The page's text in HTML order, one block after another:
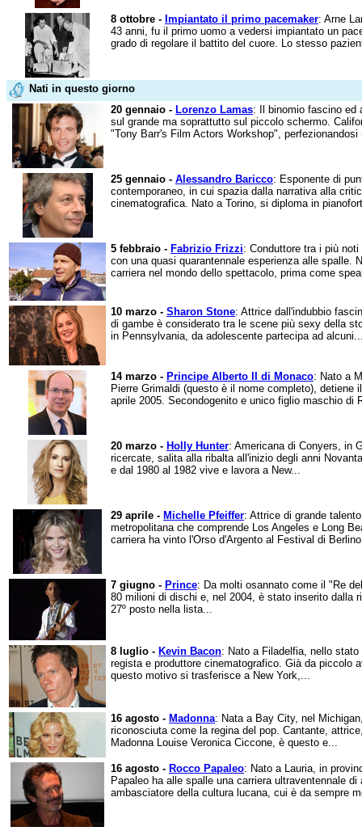
8 ottobre - Impiantato il primo pacemaker: Arne
43 anni, fu il primo uomo a vedersi impiantato un
grado di regolare il battito del cuore. Lo stesso
Nati in questo giorno
20 gennaio - Lorenzo Lamas: Il binomio fascino ed
sul grande ma soprattutto sul piccolo schermo.
"Tony Barr's Film Actors Workshop", perfezionandosi
25 gennaio - Alessandro Baricco: Esponente di
contemporaneo, in cui spazia dalla narrativa alla
cinematografica. Nato a Torino, si diploma in
5 febbraio - Fabrizio Frizzi: Conduttore tra i più
con una quasi quarantennale esperienza alle spalle.
carriera nel mondo dello spettacolo, prima come
10 marzo - Sharon Stone: Attrice dall'indubbio
di gambe è considerato tra le scene più sexy della
in Pennsylvania, da adolescente partecipa ad
14 marzo - Principe Alberto II di Monaco: Nato a
Pierre Grimaldi (questo è il nome completo), detiene
aprile 2005. Secondogenito e unico figlio maschio di
20 marzo - Holly Hunter: Americana di Conyers, in
ricercate, salita alla ribalta all'inizio degli anni
e dal 1980 al 1982 vive e lavora a New...
29 aprile - Michelle Pfeiffer: Attrice di grande
metropolitana che comprende Los Angeles e Long
carriera ha vinto l'Orso d'Argento al Festival di
7 giugno - Prince: Da molti osannato come il "Re
80 milioni di dischi e, nel 2004, è stato inserito dalla
27º posto nella lista...
8 luglio - Kevin Bacon: Nato a Filadelfia, nello
regista e produttore cinematografico. Già da piccolo
questo motivo si trasferisce a New York,...
16 agosto - Madonna: Nata a Bay City, nel
riconosciuta come la regina del pop. Cantante,
Madonna Louise Veronica Ciccone, è questo e...
16 agosto - Rocco Papaleo: Nato a Lauria, in
Papaleo ha alle spalle una carriera ultraventennale
ambasciatore della cultura lucana, cui è da sempre